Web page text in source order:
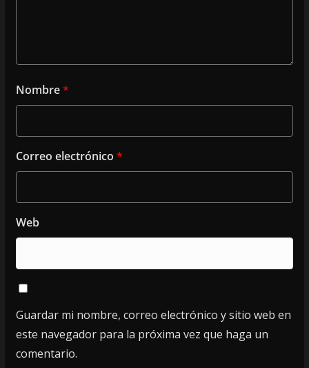
Nombre*
Correo electrónico *
Web
Guardar mi nombre, correo electrónico y sitio web en
este navegador para la próxima vez que haga un
comentario.